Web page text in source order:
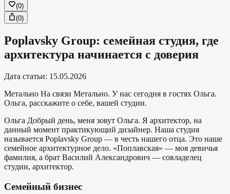
(0)
(0)
Poplavsky Group: семейная студия, где
архитектура начинается с доверия
Дата статьи: 15.05.2026
Метально На связи Метально. У нас сегодня в гостях Ольга.
Ольга, расскажите о себе, вашей студии.
Ольга Добрый день, меня зовут Ольга. Я архитектор, на
данный момент практикующий дизайнер. Наша студия
называется Poplavsky Group — в честь нашего отца. Это наше
семейное архитектурное дело. «Поплавская» — моя девичья
фамилия, а брат Василий Александрович — совладелец
студии, архитектор.
Семейный бизнес